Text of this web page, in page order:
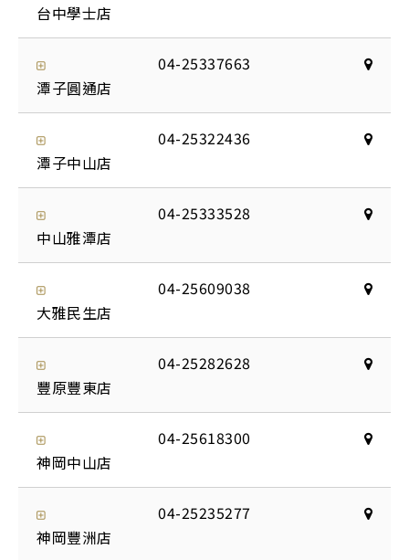
台中學士店
潭子圓通店
04-25337663
潭子中山店
04-25322436
中山雅潭店
04-25333528
大雅民生店
04-25609038
豐原豐東店
04-25282628
神岡中山店
04-25618300
神岡豐洲店
04-25235277